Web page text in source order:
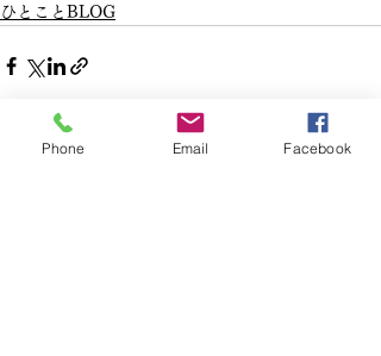
ひとことBLOG
最新記事 すべて表示
Phone Email Facebook